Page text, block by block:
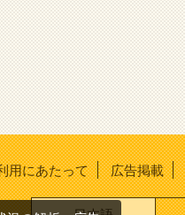
用にあたって 広告掲載